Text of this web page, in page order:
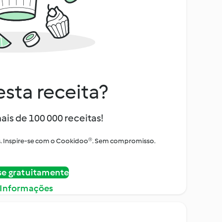
receita?
de 100 000 receitas!
Inspire-se com o Cookidoo®. Sem compromisso.
gratuitamente